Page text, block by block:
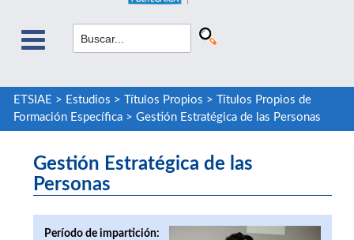
ETSIAE > Estudios > Títulos Propios >
Títulos Propios de
Formación Específica> Gestión Estratégica de las Personas
Gestión Estratégica de las
Personas
Período de impartición: